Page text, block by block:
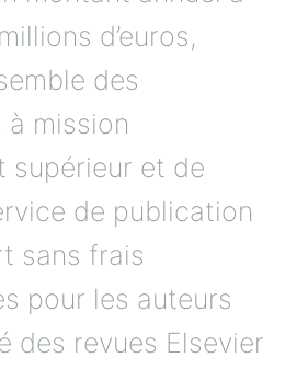
d’euros,
des
mission
supérieur et de
de publication
sans frais
pour les auteurs
des revues Elsevier